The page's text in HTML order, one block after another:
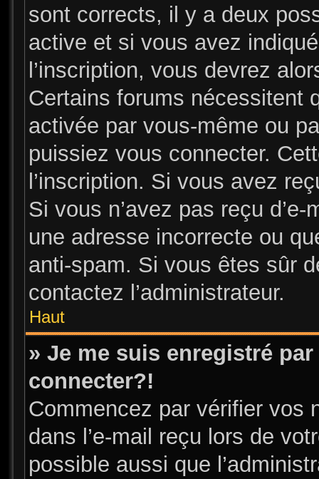
sont corrects, il y a deux
active et si vous avez
l’inscription, vous devrez
Certains forums nécessitent
activée par vous-même ou
puissiez vous connecter.
l’inscription. Si vous avez
Si vous n’avez pas reçu
une adresse incorrecte ou
anti-spam. Si vous êtes sûr
contactez l’administrateur.
Haut
» Je me suis enregistré
connecter?!
Commencez par vérifier vos
dans l’e-mail reçu lors de
possible aussi que